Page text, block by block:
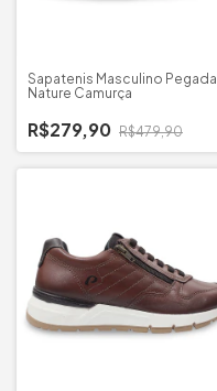
Sapatenis Masculino Pegada
Nature Camurça
R$279,90 R$479,90